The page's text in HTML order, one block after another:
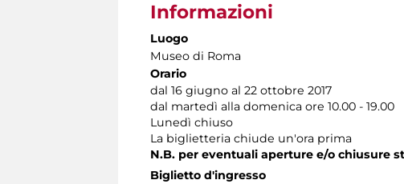
Informazioni
Luogo
Museo di Roma
Orario
dal 16 giugno al 22 ottobre 2017
dal martedì alla domenica ore 10.00 - 19.00
Lunedì chiuso
La biglietteria chiude un'ora prima
N.B. per eventuali aperture e/o chiusure
Biglietto d'ingresso